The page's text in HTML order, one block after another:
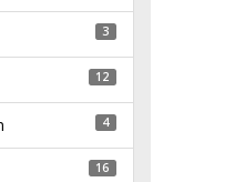
3
12
4
16